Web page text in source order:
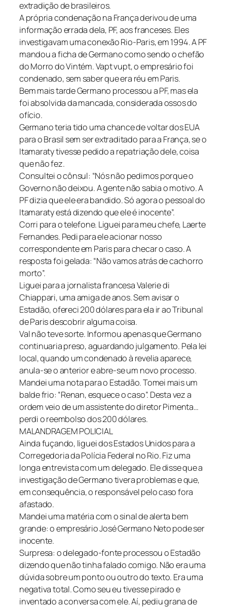
extradição de brasileiros.
A própria condenação na França derivou de uma
informação errada dela, PF, aos franceses. Eles
investigavam uma conexão Rio-Paris, em 1994. A PF
mandou a ficha de Germano como sendo o chefão
do Morro do Vintém. Vapt vupt, o empresário foi
condenado, sem saber que era réu em Paris.
Bem mais tarde Germano processou a PF, mas ela
foi absolvida da mancada, considerada ossos do
ofício.
Germano teria tido uma chance de voltar dos EUA
para o Brasil sem ser extraditado para a França, se o
Itamaraty tivesse pedido a repatriação dele, coisa
que não fez.
Consultei o cônsul: “Nós não pedimos porque o
Governo não deixou. A gente não sabia o motivo. A
PF dizia que ele era bandido. Só agora o pessoal do
Itamaraty está dizendo que ele é inocente”.
Corri para o telefone. Liguei para meu chefe, Laerte
Fernandes. Pedi para ele acionar nosso
correspondente em Paris para checar o caso. A
resposta foi gelada: “Não vamos atrás de cachorro
morto”.
Liguei para a jornalista francesa Valerie di
Chiappari, uma amiga de anos. Sem avisar o
Estadão, ofereci 200 dólares para ela ir ao Tribunal
de Paris descobrir alguma coisa.
Val não teve sorte. Informou apenas que Germano
continuaria preso, aguardando julgamento. Pela lei
local, quando um condenado à revelia aparece,
anula-se o anterior e abre-se um novo processo.
Mandei uma nota para o Estadão. Tomei mais um
balde frio: “Renan, esquece o caso”. Desta vez a
ordem veio de um assistente do diretor Pimenta…
perdi o reembolso dos 200 dólares.
MALANDRAGEM POLICIAL
Ainda fuçando, liguei dos Estados Unidos para a
Corregedoria da Polícia Federal no Rio. Fiz uma
longa entrevista com um delegado. Ele disse que a
investigação de Germano tivera problemas e que,
em consequência, o responsável pelo caso fora
afastado.
Mandei uma matéria com o sinal de alerta bem
grande: o empresário José Germano Neto pode ser
inocente.
Surpresa: o delegado-fonte processou o Estadão
dizendo que não tinha falado comigo. Não era uma
dúvida sobre um ponto ou outro do texto. Era uma
negativa total. Como seu eu tivesse pirado e
inventado a conversa com ele. Aí, pediu grana de